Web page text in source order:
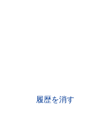
履歴を消す